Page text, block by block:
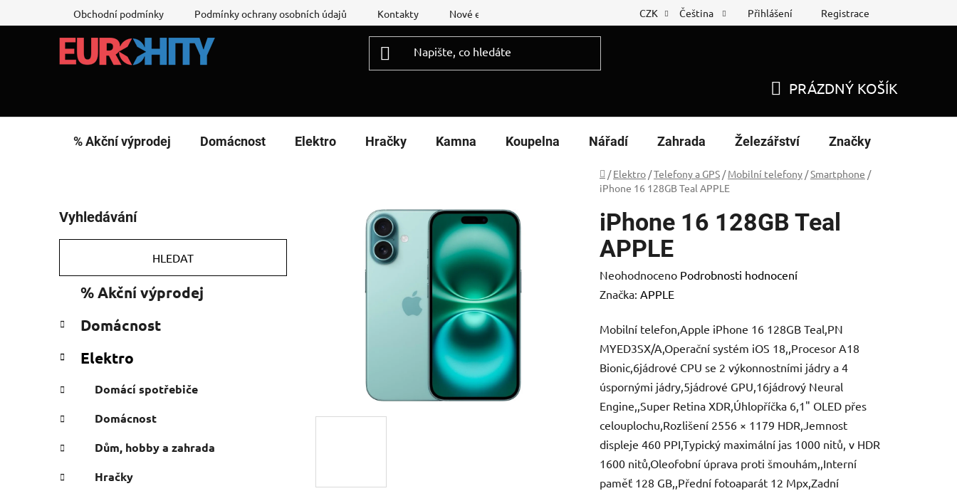
na
Obchodní podmínky Podmínky ochrany osobních údajů Kontakty Nové energetické štítky Reklamační list Nákup na splátky
CZK Čeština Přihlášení Registrace
KOŠÍK
PRÁZDNÝ KOŠÍK
% Akční výprodej Domácnost Elektro Hračky Kamna Koupelna Nářadí Zahrada Železářství Značky
Domů
/ Elektro /Telefony a GPS / Mobilní telefony /Smartphone /
iPhone 16 128GB Teal APPLE
o
s
r
n
í
a
e
l
Vyhledávání
HLEDAT
kategorie
e
o
i
% Akční výprodej
Domácnost
Elektro
Domácí spotřebiče
Domácnost
Dům, hobby a zahrada
Hračky
iPhone 16 128GB Teal
APPLE
Průměrné
hodnocení
je
0,0
z
5
hvězdiček.
Neohodnoceno Podrobnosti hodnocení
Značka: APPLE
Mobilní telefon,Apple iPhone 16 128GB Teal,PN
MYED3SX/A,Operační systém iOS 18,,Procesor A18
Bionic,6jádrové CPU se 2 výkonnostními jádry a 4
úspornými jádry,5jádrové GPU,16jádrový Neural
Engine,,Super Retina XDR,Úhlopříčka 6,1" OLED přes
celouplochu,Rozlišení 2556 × 1179 HDR,Jemnost
displeje 460 PPI,Typický maximální jas 1000 nitů, v HDR
1600 nitů,Oleofobní úprava proti šmouhám,,Interní
paměť 128 GB,,Přední fotoaparát 12 Mpx,Zadní